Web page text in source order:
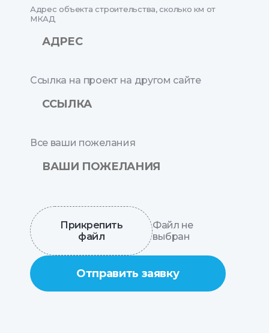
Адрес объекта строительства, сколько км от
МКАД
Ссылка на проект на другом сайте
Все ваши пожелания
Прикрепить
файл
Файл не
выбран
Отправить заявку